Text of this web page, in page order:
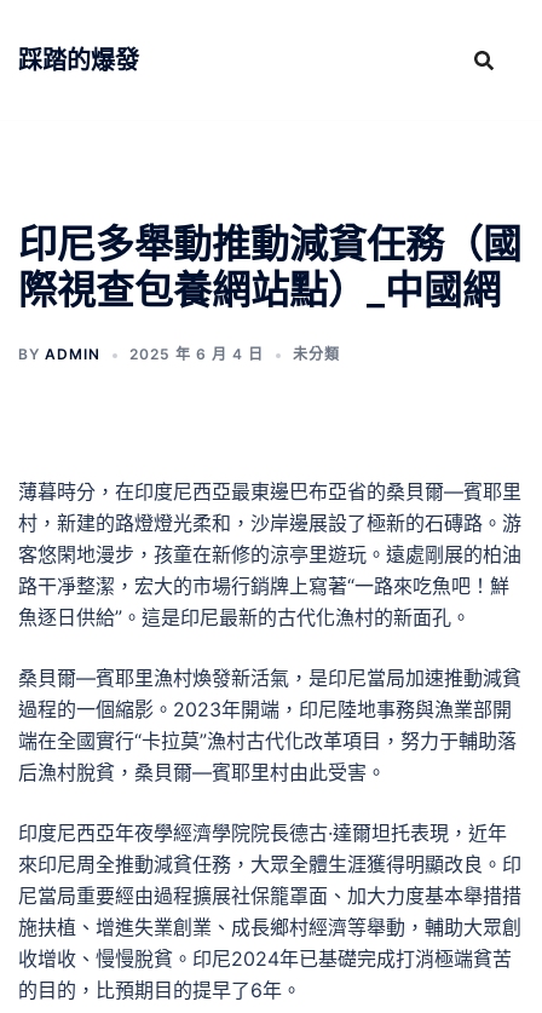
踩踏的爆發
印尼多舉動推動減貧任務（國
際視查包養網站點）_中國網
BY ADMIN 2025 年 6 月 4 日 未分類
薄暮時分，在印度尼西亞最東邊巴布亞省的桑貝爾—賓耶里
村，新建的路燈燈光柔和，沙岸邊展設了極新的石磚路。游
客悠閑地漫步，孩童在新修的涼亭里遊玩。遠處剛展的柏油
路干凈整潔，宏大的市場行銷牌上寫著“一路來吃魚吧！鮮
魚逐日供給”。這是印尼最新的古代化漁村的新面孔。
桑貝爾—賓耶里漁村煥發新活氣，是印尼當局加速推動減貧
過程的一個縮影。2023年開端，印尼陸地事務與漁業部開
端在全國實行“卡拉莫”漁村古代化改革項目，努力于輔助落
后漁村脫貧，桑貝爾—賓耶里村由此受害。
印度尼西亞年夜學經濟學院院長德古·達爾坦托表現，近年
來印尼周全推動減貧任務，大眾全體生涯獲得明顯改良。印
尼當局重要經由過程擴展社保籠罩面、加大力度基本舉措措
施扶植、增進失業創業、成長鄉村經濟等舉動，輔助大眾創
收增收、慢慢脫貧。印尼2024年已基礎完成打消極端貧苦
的目的，比預期目的提早了6年。